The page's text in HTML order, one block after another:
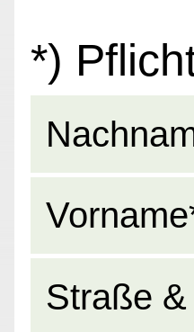
*)
Straße &